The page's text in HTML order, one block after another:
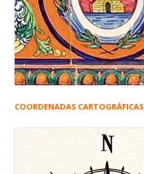
COORDENADAS CARTOGRÁFICAS